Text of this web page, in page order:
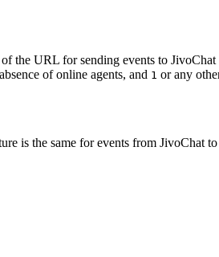
of the URL for sending events to
of online agents, and 1 or any
is the same for events from JivoChat